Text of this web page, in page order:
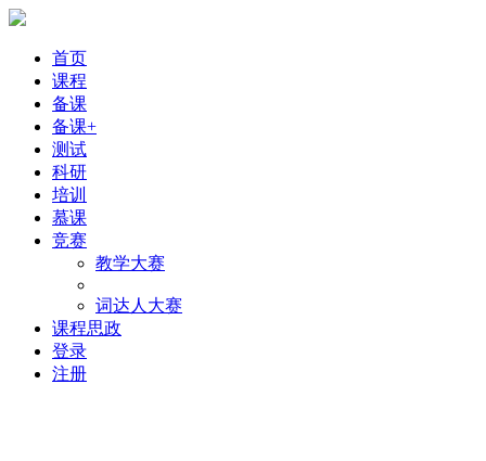
首页
课程
备课
备课+
测试
科研
培训
慕课
竞赛
教学大赛
词达人大赛
课程思政
登录
注册